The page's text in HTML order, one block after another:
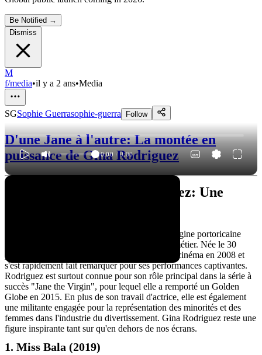
Be Notified →
Dismiss
M
f/media•il y a 2 ans•Media
SGSophie Guerrasophie-guerra Follow
D'une Jane à l'autre: La montée en
puissance de Gina Rodriguez
0:00 / 0:00
La belle vie de Gina Rodriguez: Une
Gina Rodriguez est une actrice américaine d'origine portoricaine
connue pour son talent et sa passion pour son métier. Née le 30
juillet 1984 à Chicago, elle a fait ses débuts au cinéma en 2008 et
s'est rapidement fait remarquer pour ses performances captivantes.
Rodriguez est surtout connue pour son rôle principal dans la série à
succès "Jane the Virgin", pour lequel elle a remporté un Golden
Globe en 2015. En plus de son travail d'actrice, elle est également
une militante engagée pour la représentation des minorités et des
femmes dans l'industrie du divertissement. Gina Rodriguez reste une
figure inspirante tant sur qu'en dehors de nos écrans.
1. Miss Bala (2019)